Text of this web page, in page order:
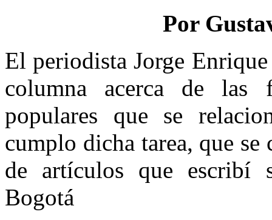
Por
El periodista Jorge
columna acerca de las
populares que se
cumplo dicha tarea, que
de artículos que escribí
Bogotá